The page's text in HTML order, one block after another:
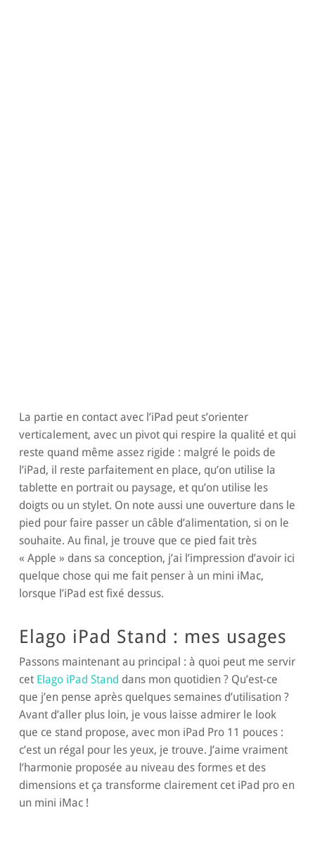
La partie en contact avec l’iPad peut s’orienter
verticalement, avec un pivot qui respire la qualité et qui
reste quand même assez rigide : malgré le poids de
l’iPad, il reste parfaitement en place, qu’on utilise la
tablette en portrait ou paysage, et qu’on utilise les
doigts ou un stylet. On note aussi une ouverture dans le
pied pour faire passer un câble d’alimentation, si on le
souhaite. Au final, je trouve que ce pied fait très
« Apple » dans sa conception, j’ai l’impression d’avoir ici
quelque chose qui me fait penser à un mini iMac,
lorsque l’iPad est fixé dessus.
Elago iPad Stand : mes usages
Passons maintenant au principal : à quoi peut me servir
cet Elago iPad Stand dans mon quotidien ? Qu’est-ce
que j’en pense après quelques semaines d’utilisation ?
Avant d’aller plus loin, je vous laisse admirer le look
que ce stand propose, avec mon iPad Pro 11 pouces :
c’est un régal pour les yeux, je trouve. J’aime vraiment
l’harmonie proposée au niveau des formes et des
dimensions et ça transforme clairement cet iPad pro en
un mini iMac !